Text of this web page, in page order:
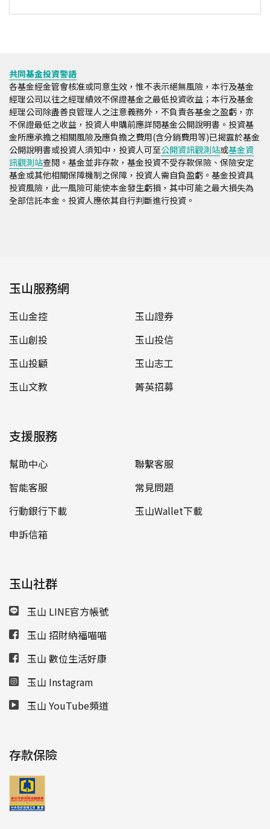
共同基金投資警語
各基金經金管會核准或同意生效，惟不表示絕無風險，本行及基金
經理公司以往之經理績效不保證基金之最低投資收益；本行及基金
經理公司除盡善良管理人之注意義務外，不負責各基金之盈虧，亦
不保證最低之收益，投資人申購前應詳閱基金公開說明書。投資基
金所應承擔之相關風險及應負擔之費用(含分銷費用等)已揭露於基金
公開說明書或投資人須知中，投資人可至公開資訊觀測站或基金資
訊觀測站查閱。基金並非存款，基金投資不受存款保險、保險安定
基金或其他相關保障機制之保障，投資人需自負盈虧。基金投資具
投資風險，此一風險可能使本金發生虧損，其中可能之最大損失為
全部信託本金。投資人應依其自行判斷進行投資。
玉山服務網
玉山金控
玉山證券
玉山創投
玉山投信
玉山投顧
玉山志工
玉山文教
菁英招募
支援服務
幫助中心
聯繫客服
智能客服
常見問題
行動銀行下載
玉山Wallet下載
申訴信箱
玉山社群
玉山 LINE官方帳號
玉山 招財納福喵喵
玉山 數位生活好康
玉山 Instagram
玉山 YouTube頻道
存款保險